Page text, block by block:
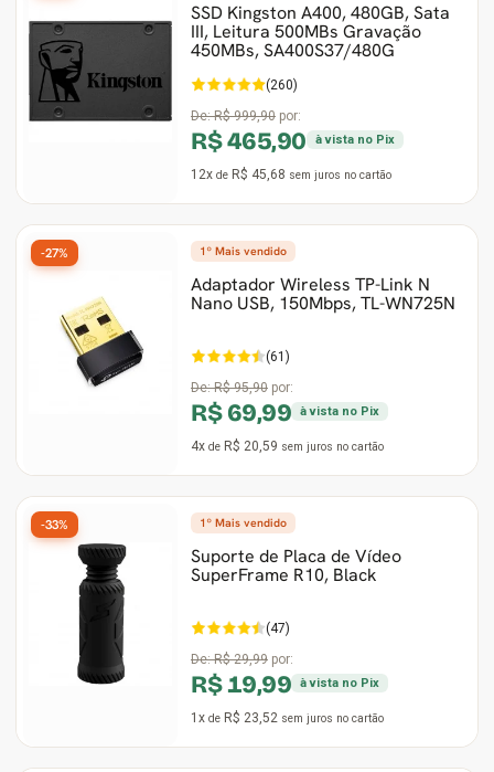
SSD Kingston A400, 480GB, Sata
III, Leitura 500MBs Gravação
450MBs, SA400S37/480G
(260)
De:R$ 999,90 por:
R$ 465,90 à vista no Pix
12x de R$ 45,68 sem juros no cartão
1º Mais vendido
Adaptador Wireless TP-Link N
Nano USB, 150Mbps, TL-WN725N
(61)
De:R$ 95,90 por:
R$ 69,99 à vista no Pix
4x de R$ 20,59 sem juros no cartão
-27%
1º Mais vendido
Suporte de Placa de Vídeo
SuperFrame R10, Black
(47)
De:R$ 29,99 por:
R$ 19,99 à vista no Pix
1x de R$ 23,52 sem juros no cartão
-33%